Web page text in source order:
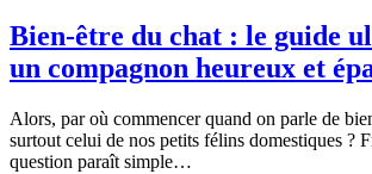
Bien-être du chat : le guide
un compagnon heureux et
Alors, par où commencer quand on parle de
surtout celui de nos petits félins domestiques ?
question paraît simple…